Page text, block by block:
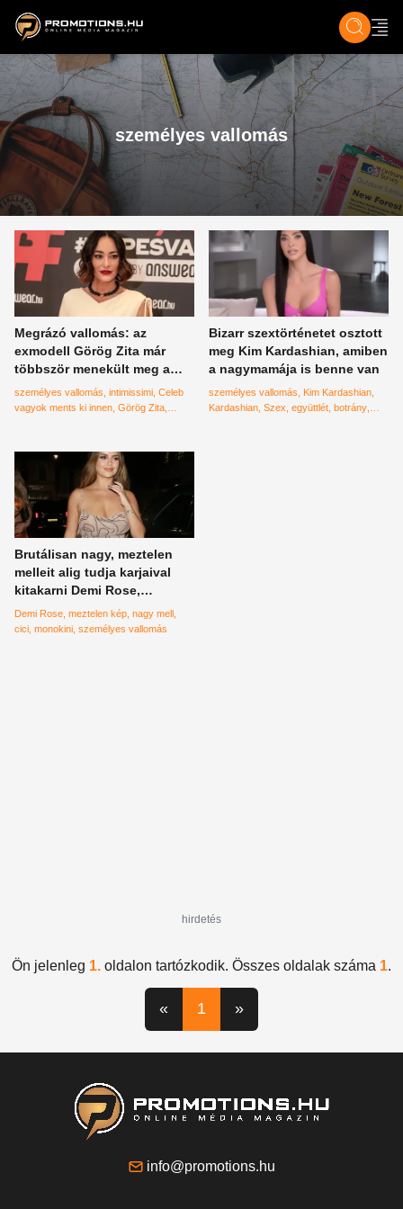
ZENE, FILM & KULT ÉLET TECH &
személyes vallomás
Megrázó vallomás: az
exmodell Görög Zita már
többször menekült meg a
halál torkából
személyes vallomás intimissimi Celeb
vagyok ments ki innen Görög Zita
repülőbaleset sors RTL
Bizarr szextörténetet osztott
meg Kim Kardashian, amiben
a nagymamája is benne van
személyes vallomás
Kim Kardashian
Kardashian Szex együttlét botrány
Brutálisan nagy, meztelen
melleit alig tudja karjaival
kitakarni Demi Rose,
miközben napozik - fotó
Demi Rose meztelen kép nagy mell
cici monokini személyes vallomás
hirdetés
Ön jelenleg 1. oldalon tartózkodik. Összes oldalak száma 1.
« 1 »
info@promotions.hu